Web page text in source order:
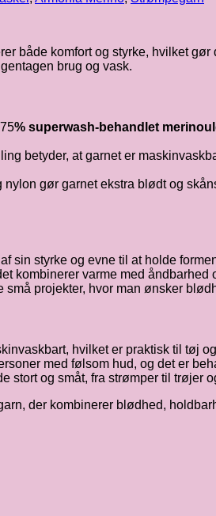
både komfort og styrke, hvilket
brug og vask.
% superwash-behandlet
betyder, at garnet er
gør garnet ekstra blødt og
sin styrke og evne til at holde
kombinerer varme med åndbarhed
projekter, hvor man ønsker
hvilket er praktisk til tøj
med følsom hud, og det er
stort og småt, fra strømper til trøjer
der kombinerer blødhed,